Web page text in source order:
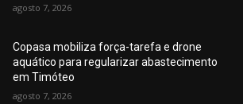
agosto 7, 2026
Copasa mobiliza força-tarefa e drone
aquático para regularizar abastecimento
em Timóteo
agosto 7, 2026